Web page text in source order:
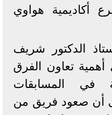
أكاديمية هواوي
الدكتور شريف
تعاون الفرق
في المسابقات
أن صعود فريق من